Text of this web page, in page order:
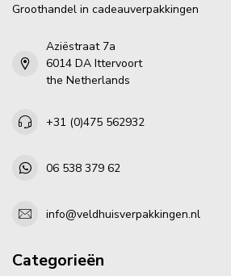
Groothandel in cadeauverpakkingen
Aziëstraat 7a
6014 DA Ittervoort
the Netherlands
+31 (0)475 562932
06 538 379 62
info@veldhuisverpakkingen.nl
Categorieën